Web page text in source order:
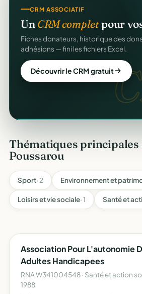
GESTION D'ASSOCIATION
Gérez votre association
Membres, dons, événements, reçus
au même endroit, sans rien payer.
Créer mon compte gratuit
CRM ASSOCIATIF
UnCRM completpour
Fiches donateurs, historique des
adhésions — fini les fichiers Excel.
Découvrir le CRM gratuit
Thématiques principales
Poussarou
Sport· 2 Environnement et
Loisirs et vie sociale· 1 Santé et
Association Pour L'autonomie
Adultes Handicapees
RNA W341004548 · Santé et action
1988